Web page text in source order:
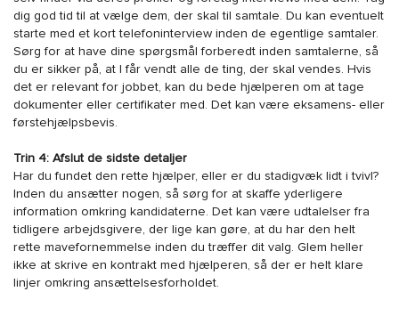
dig god tid til at vælge dem, der skal til samtale. Du kan eventuelt
starte med et kort telefoninterview inden de egentlige samtaler.
Sørg for at have dine spørgsmål forberedt inden samtalerne, så
du er sikker på, at I får vendt alle de ting, der skal vendes. Hvis
det er relevant for jobbet, kan du bede hjælperen om at tage
dokumenter eller certifikater med. Det kan være eksamens- eller
førstehjælpsbevis.
Trin 4: Afslut de sidste detaljer
Har du fundet den rette hjælper, eller er du stadigvæk lidt i tvivl?
Inden du ansætter nogen, så sørg for at skaffe yderligere
information omkring kandidaterne. Det kan være udtalelser fra
tidligere arbejdsgivere, der lige kan gøre, at du har den helt
rette mavefornemmelse inden du træffer dit valg. Glem heller
ikke at skrive en kontrakt med hjælperen, så der er helt klare
linjer omkring ansættelsesforholdet.